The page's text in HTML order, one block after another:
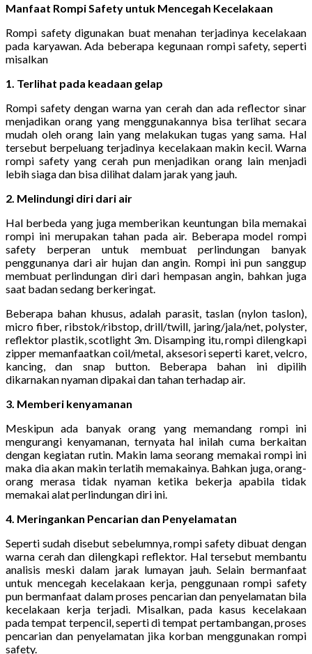
Manfaat Rompi Safety untuk Mencegah Kecelakaan
Rompi safety digunakan buat menahan terjadinya kecelakaan
pada karyawan. Ada beberapa kegunaan rompi safety, seperti
misalkan
1. Terlihat pada keadaan gelap
Rompi safety dengan warna yan cerah dan ada reflector sinar
menjadikan orang yang menggunakannya bisa terlihat secara
mudah oleh orang lain yang melakukan tugas yang sama. Hal
tersebut berpeluang terjadinya kecelakaan makin kecil. Warna
rompi safety yang cerah pun menjadikan orang lain menjadi
lebih siaga dan bisa dilihat dalam jarak yang jauh.
2. Melindungi diri dari air
Hal berbeda yang juga memberikan keuntungan bila memakai
rompi ini merupakan tahan pada air. Beberapa model rompi
safety berperan untuk membuat perlindungan banyak
penggunanya dari air hujan dan angin. Rompi ini pun sanggup
membuat perlindungan diri dari hempasan angin, bahkan juga
saat badan sedang berkeringat.
Beberapa bahan khusus, adalah parasit, taslan (nylon taslon),
micro fiber, ribstok/ribstop, drill/twill, jaring/jala/net, polyster,
reflektor plastik, scotlight 3m. Disamping itu, rompi dilengkapi
zipper memanfaatkan coil/metal, aksesori seperti karet, velcro,
kancing, dan snap button. Beberapa bahan ini dipilih
dikarnakan nyaman dipakai dan tahan terhadap air.
3. Memberi kenyamanan
Meskipun ada banyak orang yang memandang rompi ini
mengurangi kenyamanan, ternyata hal inilah cuma berkaitan
dengan kegiatan rutin. Makin lama seorang memakai rompi ini
maka dia akan makin terlatih memakainya. Bahkan juga, orang-
orang merasa tidak nyaman ketika bekerja apabila tidak
memakai alat perlindungan diri ini.
4. Meringankan Pencarian dan Penyelamatan
Seperti sudah disebut sebelumnya, rompi safety dibuat dengan
warna cerah dan dilengkapi reflektor. Hal tersebut membantu
analisis meski dalam jarak lumayan jauh. Selain bermanfaat
untuk mencegah kecelakaan kerja, penggunaan rompi safety
pun bermanfaat dalam proses pencarian dan penyelamatan bila
kecelakaan kerja terjadi. Misalkan, pada kasus kecelakaan
pada tempat terpencil, seperti di tempat pertambangan, proses
pencarian dan penyelamatan jika korban menggunakan rompi
safety.